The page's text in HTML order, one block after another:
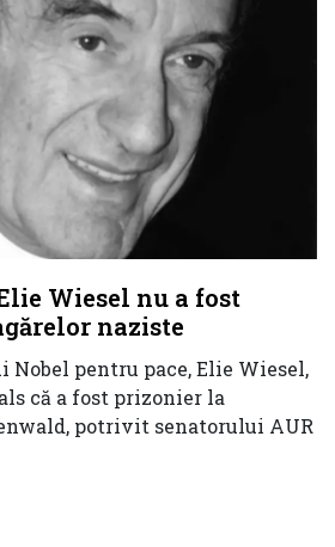
Wiesel nu a fost
naziste
pentru pace, Elie Wiesel,
că a fost prizonier la
potrivit senatorului AUR